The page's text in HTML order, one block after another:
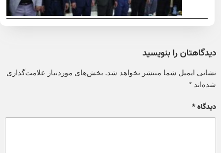
دیدگاهتان را بنویسید
نشانی ایمیل شما منتشر نخواهد شد. بخش‌های موردنیاز علامت‌گذاری
شده‌اند*
دیدگاه*